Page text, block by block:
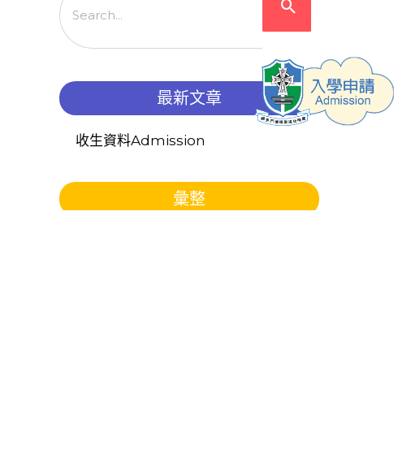
最新文章
收生資料Admission
彙整